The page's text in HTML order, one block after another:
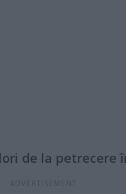
de la petrecere